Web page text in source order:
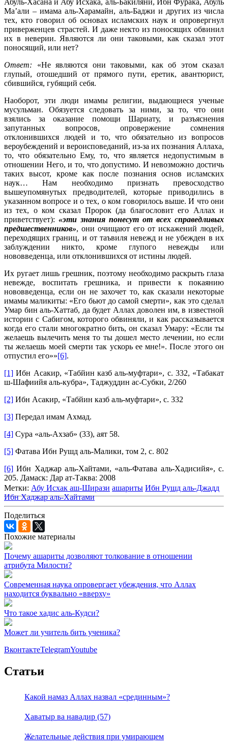
Ма’али – имама аль-Харамайн, аль-Баджи и других из числа
тех, кто говорил об основах исламских наук и опровергнул
приверженцев страстей. И даже некто из поносящих обвинил
их в неверии. Являются ли они таковыми, как сказал этот
поносящий, или нет?
Ответ: «Не являются они таковыми, как об этом сказал
глупый, отошедший от прямого пути, еретик, авантюрист,
сбившийся, губящий себя.
Наоборот, эти люди имамы религии, выдающиеся ученые
мусульман. Обязуется следовать за ними, за то, что они
взялись за оказание помощи Шариату, и разъяснения
запутанных вопросов, опровержение сомнения
отклонившихся людей и то, что обязательно из вопросов
вероубеждений и вероисповеданий, из-за их познания Аллаха,
то, что обязательно Ему, то, что является недопустимым в
отношении Него, и то, что допустимо. И невозможно достичь
таких высот, кроме как после познания основ исламских
наук… Нам необходимо признать превосходство
вышеупомянутых предводителей, которые приводились в
указанном вопросе и о тех, о ком говорилось выше. И что они
из тех, о ком сказал Пророк (да благословит его Аллах и
приветствует): «эти знания понесут от всех справедливых
предшественников», они очищают его от искажений людей,
переходящих границ, и от таъвиля невежд и не убежден в их
заблуждении никто, кроме глупого невежды или
нововведенца, или отклонившихся от истины людей.
Их ругает лишь грешник, поэтому необходимо раскрыть глаза
невежде, воспитать грешника, и привести к покаянию
нововведенца, если он не захочет то, как сказали некоторые
имамы маликиты: «Его бьют до самой смерти», как это сделал
Умар бин аль-Хаттаб, да будет Аллах доволен им, в известной
истории с Сабигом, которого обвиняли, и как рассказывается
когда его стали многократно бить, он сказал Умару: «Если ты
желаешь вылечить меня то ты дошел место лечении, но если
ты желаешь моей смерти так ускорь ее мне!». После этого он
отпустил его»»[6].
[1] Ибн Асакир, «Табйин казб аль-муфтари», с. 332, «Табакат
ш-Шафиийя аль-кубра», Таджуддин ас-Субки, 2/260
[2] Ибн Асакир, «Табйин казб аль-муфтари», с. 332
[3] Передал имам Ахмад.
[4] Сура «аль-Ахзаб» (33), аят 58.
[5] Фатава Ибн Рушд аль-Малики, том 2, с. 802
[6] Ибн Хаджар аль-Хайтами, «аль-Фатава аль-Хадисийя», с.
205. Дамаск: Дар ат-Таква: 2008
Метки: Абу Исхак аш-Ширази ашариты Ибн Рушд аль-Джадд
Ибн Хаджар аль-Хайтами
Поделиться
Похожие материалы
Почему ашариты дозволяют толкование в отношении
атрибута Милости?
Современная наука опровергает убеждения, что Аллах
находится буквально «вверху»
Что такое хадис аль-Кудси?
Может ли учитель бить ученика?
ВконтактеTelegramYoutube
Статьи
Какой намаз Аллах назвал «срединным»?
Хаватыр ва навадир (57)
Желательные действия при умирающем